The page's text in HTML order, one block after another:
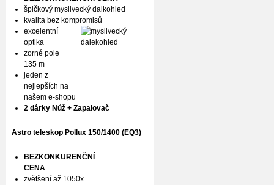
špičkový myslivecký dalkohled
kvalita bez kompromisů
excelentní
optika
zorné pole
135 m
jeden z
nejlepších na
našem e-shopu
2 dárky Nůž + Zapalovač
Astro teleskop Pollux 150/1400 (EQ3)
BEZKONKURENČNÍ
CENA
zvětšení až 1050x